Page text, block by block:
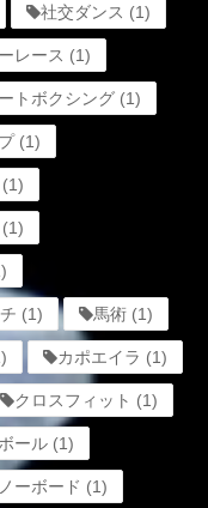
社交ダンス (1)
レース (1)
トボクシング (1)
(1)
(1)
(1)
(1) 馬術 (1)
カポエイラ (1)
クロスフィット (1)
ール (1)
ーボード (1)